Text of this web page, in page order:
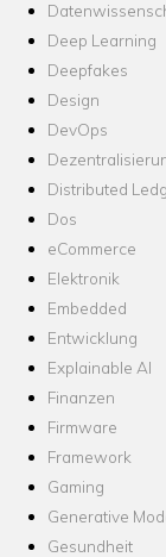
Deep Learning
Deepfakes
Design
DevOps
Distributed
Dos
eCommerce
Elektronik
Embedded
Entwicklung
Explainable AI
Finanzen
Firmware
Framework
Gaming
Generative
Gesundheit